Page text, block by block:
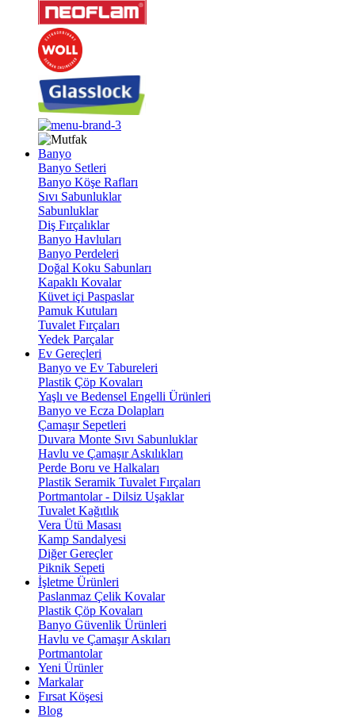
Banyo
Banyo Setleri
Banyo Köşe Rafları
Sıvı Sabunluklar
Sabunluklar
Diş Fırçalıklar
Banyo Havluları
Banyo Perdeleri
Doğal Koku Sabunları
Kapaklı Kovalar
Küvet içi Paspaslar
Pamuk Kutuları
Tuvalet Fırçaları
Yedek Parçalar
Ev Gereçleri
Banyo ve Ev Tabureleri
Plastik Çöp Kovaları
Yaşlı ve Bedensel Engelli Ürünleri
Banyo ve Ecza Dolapları
Çamaşır Sepetleri
Duvara Monte Sıvı Sabunluklar
Havlu ve Çamaşır Askılıkları
Perde Boru ve Halkaları
Plastik Seramik Tuvalet Fırçaları
Portmantolar - Dilsiz Uşaklar
Tuvalet Kağıtlık
Vera Ütü Masası
Kamp Sandalyesi
Diğer Gereçler
Piknik Sepeti
İşletme Ürünleri
Paslanmaz Çelik Kovalar
Plastik Çöp Kovaları
Banyo Güvenlik Ürünleri
Havlu ve Çamaşır Askıları
Portmantolar
Yeni Ürünler
Markalar
Fırsat Köşesi
Blog